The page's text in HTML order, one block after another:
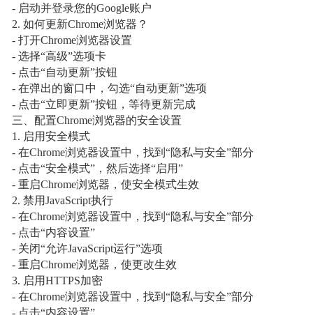
- 启动并登录您的Google账户
2. 如何更新Chrome浏览器？
- 打开Chrome浏览器设置
- 选择“高级”选项卡
- 点击“自动更新”按钮
- 在弹出的窗口中，勾选“自动更新”选项
- 点击“立即更新”按钮，等待更新完成
三、配置Chrome浏览器的安全设置
1. 启用安全模式
- 在Chrome浏览器设置中，找到“隐私与安全”部分
- 点击“安全模式”，然后选择“启用”
- 重启Chrome浏览器，使安全模式生效
2. 禁用JavaScript执行
- 在Chrome浏览器设置中，找到“隐私与安全”部分
- 点击“内容设置”
- 关闭“允许JavaScript运行”选项
- 重启Chrome浏览器，使更改生效
3. 启用HTTPS加密
- 在Chrome浏览器设置中，找到“隐私与安全”部分